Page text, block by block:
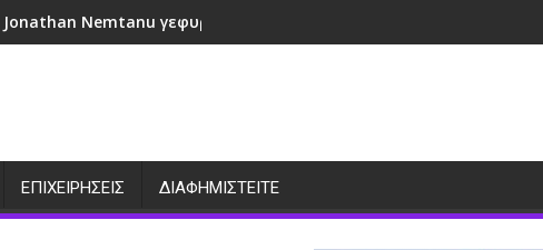
Nemtanu γεφυρώνουν πολιτισμούς μέσα από τη μουσική
ΕΠΙΧΕΙΡΗΣΕΙΣ ΔΙΑΦΗΜΙΣΤΕΙΤΕ